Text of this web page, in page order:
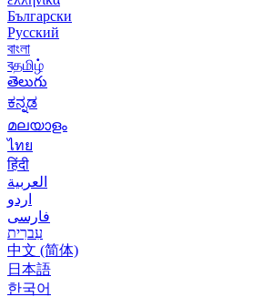
Български
Русский
বাংলা
বதமிழ்
తెలుగు
ಕನ್ನಡ
മലയാളം
ไทย
हिंदी
العربية
اردو
فارسی
עִברִית
中文 (简体)
日本語
한국어